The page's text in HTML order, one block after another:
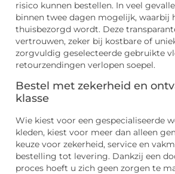
risico kunnen bestellen. In veel
binnen twee dagen mogelijk, waarbij
thuisbezorgd wordt. Deze
vertrouwen, zeker bij kostbare of
zorgvuldig geselecteerde gebruikte
retourzendingen verlopen soepel.
Bestel met zekerheid en
klasse
Wie kiest voor een gespecialiseerde
kleden, kiest voor meer dan alleen
keuze voor zekerheid, service en
bestelling tot levering. Dankzij een
proces hoeft u zich geen zorgen te